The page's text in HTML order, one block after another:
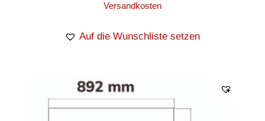
Versandkosten
Auf die Wunschliste setzen